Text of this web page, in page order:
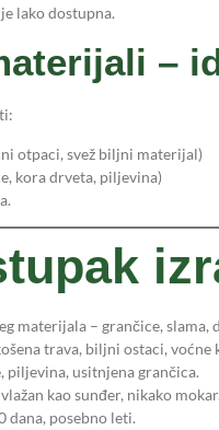
lako dostupna.
–
otpaci, svež biljni materijal)
kora drveta, piljevina)
materijala – grančice, slama,
trava, biljni ostaci, voćne
usitnjena grančica.
kao sunđer, nikako mokar.
posebno leti.